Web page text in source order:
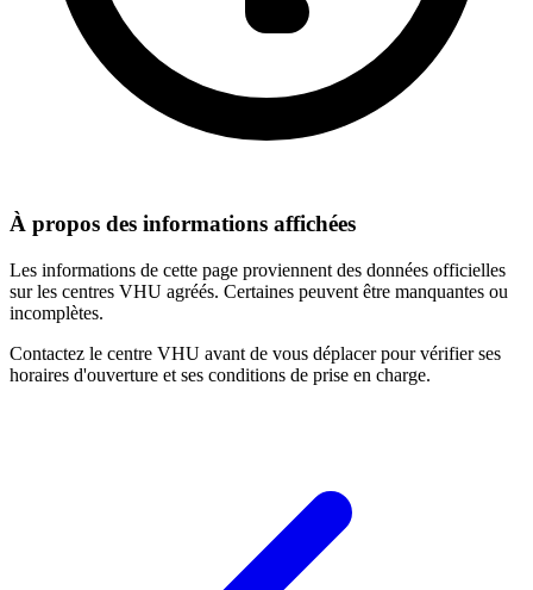
À propos des informations affichées
Les informations de cette page proviennent des données officielles
sur les centres VHU agréés. Certaines peuvent être manquantes ou
incomplètes.
Contactez le centre VHU avant de vous déplacer pour vérifier ses
horaires d'ouverture et ses conditions de prise en charge.